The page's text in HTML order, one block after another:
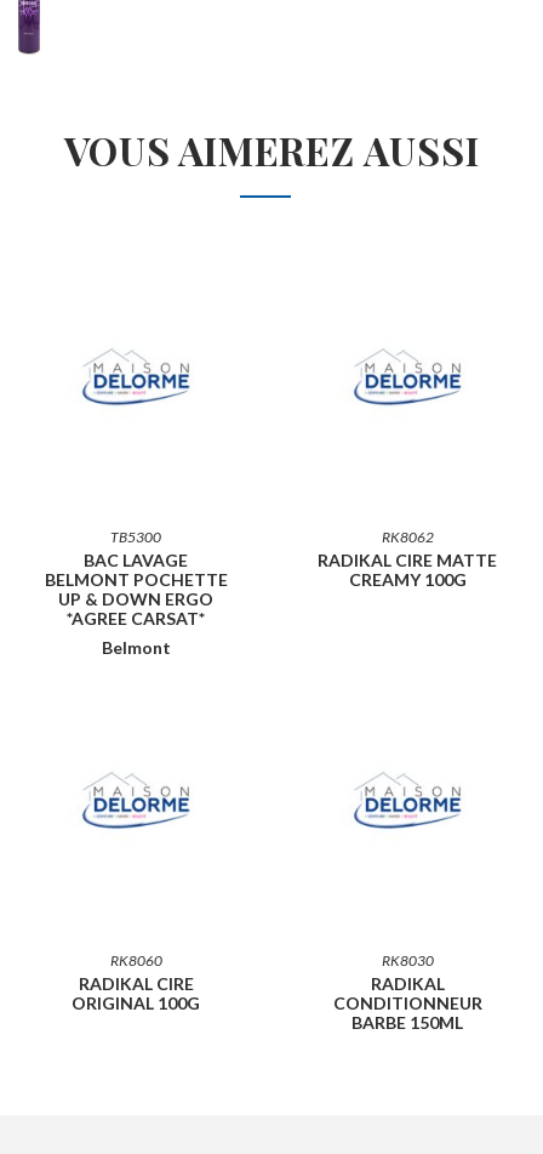
VOUS AIMEREZ AUSSI
TB5300
BAC LAVAGE
BELMONT POCHETTE
UP & DOWN ERGO
*AGREE CARSAT*
Belmont
RK8062
RADIKAL CIRE MATTE
CREAMY 100G
RK8060
RADIKAL CIRE
ORIGINAL 100G
RK8030
RADIKAL
CONDITIONNEUR
BARBE 150ML